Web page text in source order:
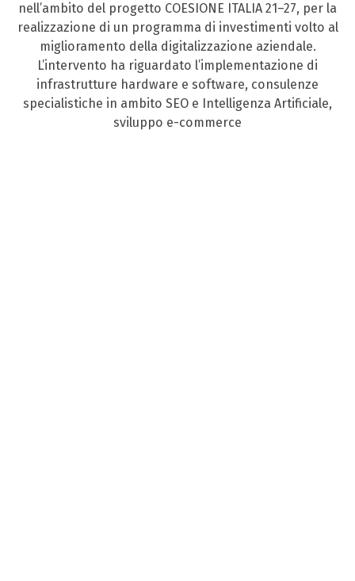
nell’ambito del progetto COESIONE ITALIA 21–27, per la
realizzazione di un programma di investimenti volto al
miglioramento della digitalizzazione aziendale.
L’intervento ha riguardato l’implementazione di
infrastrutture hardware e software, consulenze
specialistiche in ambito SEO e Intelligenza Artificiale,
sviluppo e-commerce